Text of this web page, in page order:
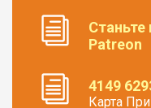
Patreon
4149
Карта